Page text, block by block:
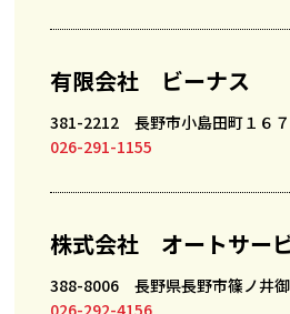
有限会社 ビーナス
381-2212 長野市小島田町１６７
026-291-1155
株式会社 オートサー
388-8006 長野県長野市篠ノ井御